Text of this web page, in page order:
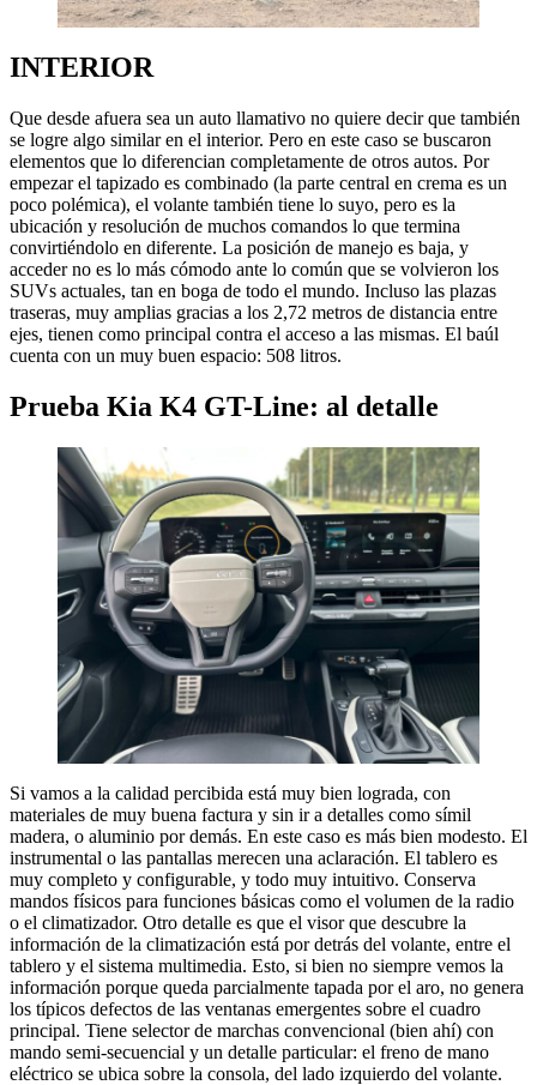
INTERIOR
Que desde afuera sea un auto llamativo no quiere decir que también
se logre algo similar en el interior. Pero en este caso se buscaron
elementos que lo diferencian completamente de otros autos. Por
empezar el tapizado es combinado (la parte central en crema es un
poco polémica), el volante también tiene lo suyo, pero es la
ubicación y resolución de muchos comandos lo que termina
convirtiéndolo en diferente. La posición de manejo es baja, y
acceder no es lo más cómodo ante lo común que se volvieron los
SUVs actuales, tan en boga de todo el mundo. Incluso las plazas
traseras, muy amplias gracias a los 2,72 metros de distancia entre
ejes, tienen como principal contra el acceso a las mismas. El baúl
cuenta con un muy buen espacio: 508 litros.
Prueba Kia K4 GT-Line: al detalle
Si vamos a la calidad percibida está muy bien lograda, con
materiales de muy buena factura y sin ir a detalles como símil
madera, o aluminio por demás. En este caso es más bien modesto. El
instrumental o las pantallas merecen una aclaración. El tablero es
muy completo y configurable, y todo muy intuitivo. Conserva
mandos físicos para funciones básicas como el volumen de la radio
o el climatizador. Otro detalle es que el visor que descubre la
información de la climatización está por detrás del volante, entre el
tablero y el sistema multimedia. Esto, si bien no siempre vemos la
información porque queda parcialmente tapada por el aro, no genera
los típicos defectos de las ventanas emergentes sobre el cuadro
principal. Tiene selector de marchas convencional (bien ahí) con
mando semi-secuencial y un detalle particular: el freno de mano
eléctrico se ubica sobre la consola, del lado izquierdo del volante.